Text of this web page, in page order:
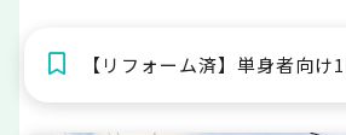
【リフォーム済】単身者向け